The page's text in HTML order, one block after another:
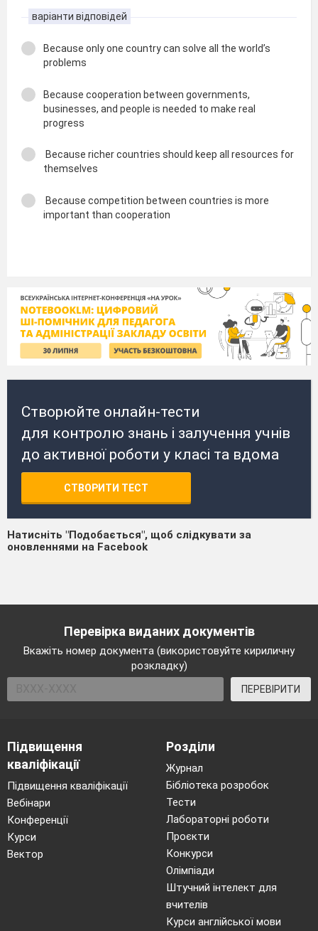
варіанти відповідей
Because only one country can solve all the world’s
problems
Because cooperation between governments,
businesses, and people is needed to make real
progress
Because richer countries should keep all resources for
themselves
Because competition between countries is more
important than cooperation
Створюйте онлайн-тести
для контролю знань і залучення учнів
до активної роботи у класі та вдома
СТВОРИТИ ТЕСТ
Натисніть "Подобається", щоб слідкувати за
оновленнями на Facebook
Перевірка виданих документів
Вкажіть номер документа (використовуйте кириличну
розкладку)
ПЕРЕВІРИТИ
Підвищення
кваліфікації
Підвищення кваліфікації
Вебінари
Конференції
Курси
Вектор
Розділи
Журнал
Бібліотека розробок
Тести
Лабораторні роботи
Проєкти
Конкурси
Олімпіади
Штучний інтелект для
вчителів
Курси англійської мови